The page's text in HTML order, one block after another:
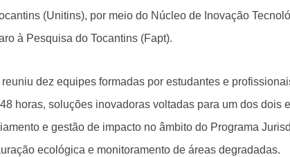
(Unitins), por meio do Núcleo de Inovação
à Pesquisa do Tocantins (Fapt).
dez equipes formadas por estudantes e
horas, soluções inovadoras voltadas para um dos dois
e gestão de impacto no âmbito do Programa
ecológica e monitoramento de áreas degradadas.